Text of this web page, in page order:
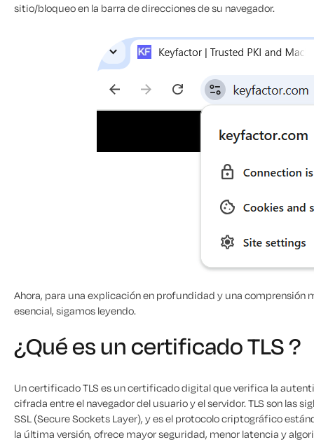
sitio/bloqueo en la barra de direcciones de su navegador.
Ahora, para una explicación en profundidad y una comprensión
esencial, sigamos leyendo.
¿Qué es un certificado TLS ?
Un certificado TLS es un certificado digital que verifica la
cifrada entre el navegador del usuario y el servidor. TLS son las
SSL (Secure Sockets Layer), y es el protocolo criptográfico
la última versión, ofrece mayor seguridad, menor latencia y